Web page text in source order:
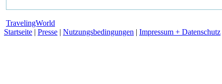
TravelingWorld
Startseite | Presse | Nutzungsbedingungen | Impressum + Datenschutz